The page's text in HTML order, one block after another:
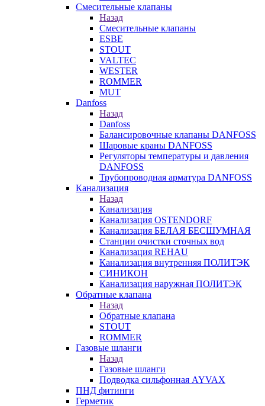
Смесительные клапаны
Назад
Смесительные клапаны
ESBE
STOUT
VALTEC
WESTER
ROMMER
MUT
Danfoss
Назад
Danfoss
Балансировочные клапаны DANFOSS
Шаровые краны DANFOSS
Регуляторы температуры и давления
DANFOSS
Трубопроводная арматура DANFOSS
Канализация
Назад
Канализация
Канализация OSTENDORF
Канализация БЕЛАЯ БЕСШУМНАЯ
Станции очистки сточных вод
Канализация REHAU
Канализация внутренняя ПОЛИТЭК
СИНИКОН
Канализация наружная ПОЛИТЭК
Обратные клапана
Назад
Обратные клапана
STOUT
ROMMER
Газовые шланги
Назад
Газовые шланги
Подводка сильфонная AYVAX
ПНД фитинги
Герметик